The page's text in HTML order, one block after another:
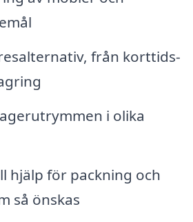
från korttids-
i olika
hjälp för packning och
så önskas